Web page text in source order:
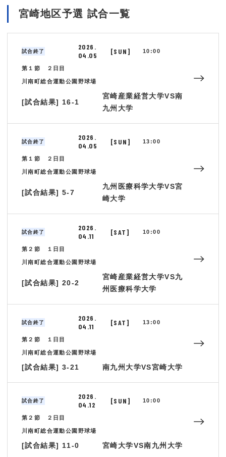
宮崎地区予選 試合一覧
試合終了
2026.
04.05
[SUN] 10:00
第１節 ２日目
川南町総合運動公園野球場
[試合結果] 16-1
宮崎産業経営大学VS南
九州大学
試合終了
2026.
04.05
[SUN] 13:00
第１節 ２日目
川南町総合運動公園野球場
[試合結果] 5-7
九州医療科学大学VS宮
崎大学
試合終了
2026.
04.11
[SAT] 10:00
第２節 １日目
川南町総合運動公園野球場
[試合結果] 20-2
宮崎産業経営大学VS九
州医療科学大学
試合終了
2026.
04.11
[SAT] 13:00
第２節 １日目
川南町総合運動公園野球場
[試合結果] 3-21 南九州大学VS宮崎大学
試合終了
2026.
04.12
[SUN] 10:00
第２節 ２日目
川南町総合運動公園野球場
[試合結果] 11-0 宮崎大学VS南九州大学